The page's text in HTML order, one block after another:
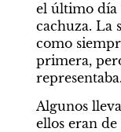
el último día
cachuza. La
como
primera,
representaba.
Algunos
ellos eran